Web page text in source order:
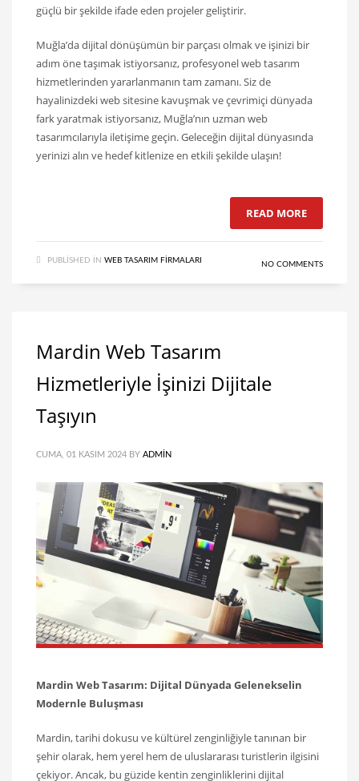
güçlü bir şekilde ifade eden projeler geliştirir.
Muğla’da dijital dönüşümün bir parçası olmak ve işinizi bir
adım öne taşımak istiyorsanız, profesyonel web tasarım
hizmetlerinden yararlanmanın tam zamanı. Siz de
hayalinizdeki web sitesine kavuşmak ve çevrimiçi dünyada
fark yaratmak istiyorsanız, Muğla’nın uzman web
tasarımcılarıyla iletişime geçin. Geleceğin dijital dünyasında
yerinizi alın ve hedef kitlenize en etkili şekilde ulaşın!
READ MORE
PUBLISHED IN WEB TASARIM FIRMALARI NO COMMENTS
Mardin Web Tasarım
Hizmetleriyle İşinizi Dijitale
Taşıyın
CUMA, 01 KASIM 2024 BY ADMIN
Mardin Web Tasarım: Dijital Dünyada Gelenekselin
Modernle Buluşması
Mardin, tarihi dokusu ve kültürel zenginliğiyle tanınan bir
şehir olarak, hem yerel hem de uluslararası turistlerin ilgisini
çekiyor. Ancak, bu güzide kentin zenginliklerini dijital